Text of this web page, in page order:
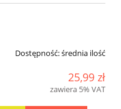
Dostępność:średnia ilość
25,99 zł
zawiera 5% VAT